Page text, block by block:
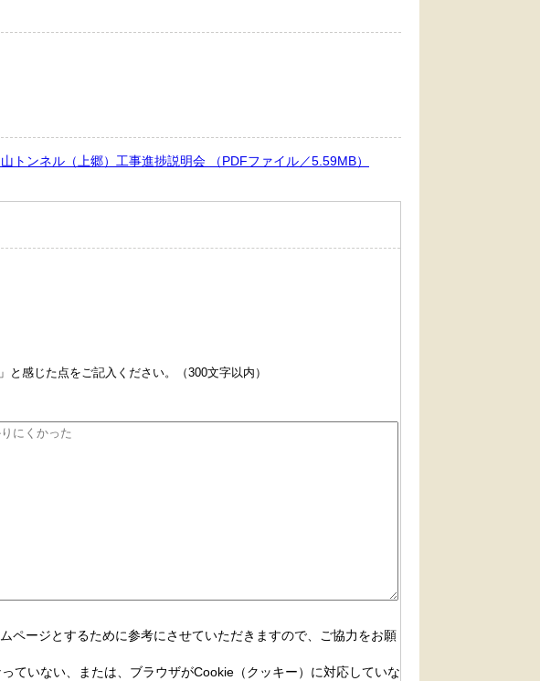
トンネル（上郷）工事進捗説明会 （PDFファイル／5.59MB）
感じた点をご記入ください。（300文字以内）
ページとするために参考にさせていただきますので、ご協力をお願
ていない、または、ブラウザがCookie（クッキー）に対応していな